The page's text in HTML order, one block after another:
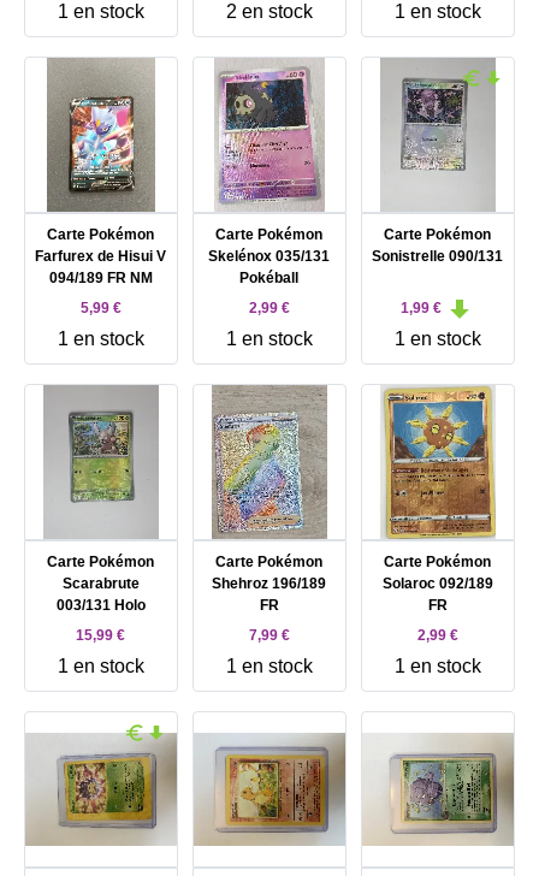
1 en stock 2 en stock 1 en stock
Carte Pokémon
Farfurex de Hisui V
094/189 FR NM
5,99 €
1 en stock
Carte Pokémon
Skelénox 035/131
Pokéball
2,99 €
1 en stock
Carte Pokémon
Sonistrelle 090/131
1,99 €
1 en stock
Carte Pokémon
Scarabrute
003/131 Holo
15,99 €
1 en stock
Carte Pokémon
Shehroz 196/189
FR
7,99 €
1 en stock
Carte Pokémon
Solaroc 092/189
FR
2,99 €
1 en stock